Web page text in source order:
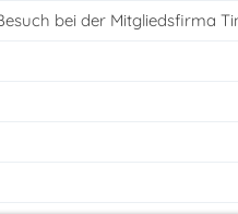
bei der Mitgliedsfirma